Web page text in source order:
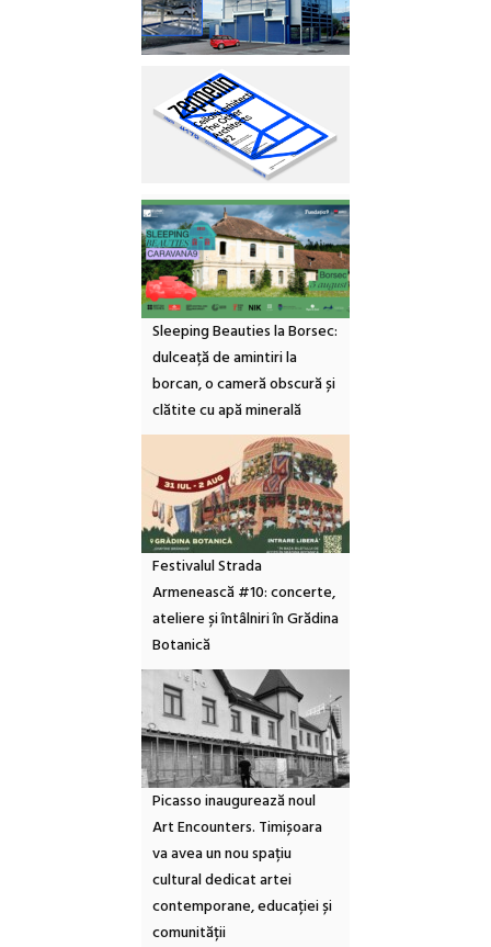
Sleeping Beauties la Borsec:
dulceață de amintiri la
borcan, o cameră obscură și
clătite cu apă minerală
Festivalul Strada
Armenească #10: concerte,
ateliere și întâlniri în Grădina
Botanică
Picasso inaugurează noul
Art Encounters. Timișoara
va avea un nou spațiu
cultural dedicat artei
contemporane, educației și
comunității